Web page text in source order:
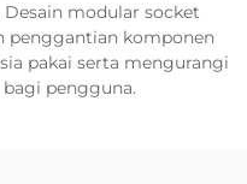
modular socket
penggantian komponen
pakai serta mengurangi
pengguna.